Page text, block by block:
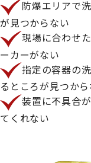
防爆エリアで
が見つからない
現場に合わせ
ーカーがない
指定の容器の
るところが見つか
装置に不具合
てくれない